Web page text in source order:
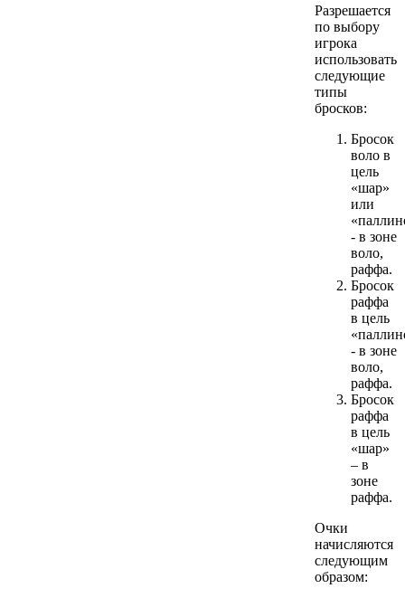
Разрешается
по выбору
игрока
использовать
следующие
типы
бросков:
Бросок
воло в
цель
«шар»
или
- в зоне
воло,
раффа.
Бросок
раффа
в цель
- в зоне
воло,
раффа.
Бросок
раффа
в цель
«шар»
– в
зоне
раффа.
Очки
начисляются
следующим
образом: